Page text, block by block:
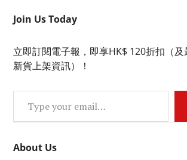
Join Us Today
立即訂閱電子報，即享HK$ 120折扣（
新貨上架資訊）！
Type your email…
About Us